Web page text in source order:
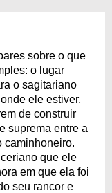
sobre o que
o lugar
o sagitariano
ele estiver,
de construir
suprema entre a
caminhoneiro.
que ele
em que ela foi
seu rancor e